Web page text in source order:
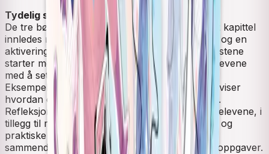
Tydelig struktur
De tre bøkene følger samme struktur der hvert kapittel
innledes med en oversikt over viktige begreper og en
aktivering av elevenes forkunnskaper. Teoritekstene
starter med et kort sammendrag som hjelper elevene
med å sette fokus på teorien som følger.
Eksempeltekstene bygger videre på teorien og viser
hvordan elevene kan anvende teorien i praksis.
Refleksjonsoppgaver er med på å bevisstgjøre elevene, i
tillegg til mer faktabaserte repetisjonsoppgaver og
praktiske aktiviteter. Kapitlene avsluttes med et
sammendrag og en samling av varierte arbeidsoppgaver.